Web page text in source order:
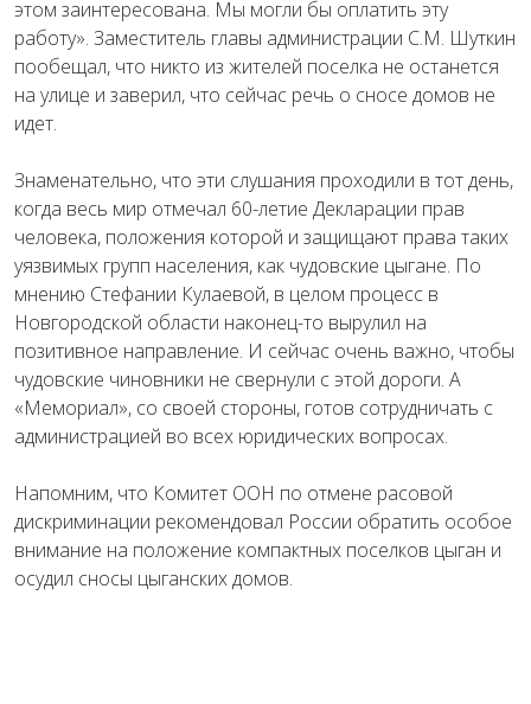
этом заинтересована. Мы могли бы оплатить эту
работу». Заместитель главы администрации С.М. Шуткин
пообещал, что никто из жителей поселка не останется
на улице и заверил, что сейчас речь о сносе домов не
идет.
Знаменательно, что эти слушания проходили в тот день,
когда весь мир отмечал 60-летие Декларации прав
человека, положения которой и защищают права таких
уязвимых групп населения, как чудовские цыгане. По
мнению Стефании Кулаевой, в целом процесс в
Новгородской области наконец-то вырулил на
позитивное направление. И сейчас очень важно, чтобы
чудовские чиновники не свернули с этой дороги. А
«Мемориал», со своей стороны, готов сотрудничать с
администрацией во всех юридических вопросах.
Напомним, что Комитет ООН по отмене расовой
дискриминации рекомендовал России обратить особое
внимание на положение компактных поселков цыган и
осудил сносы цыганских домов.